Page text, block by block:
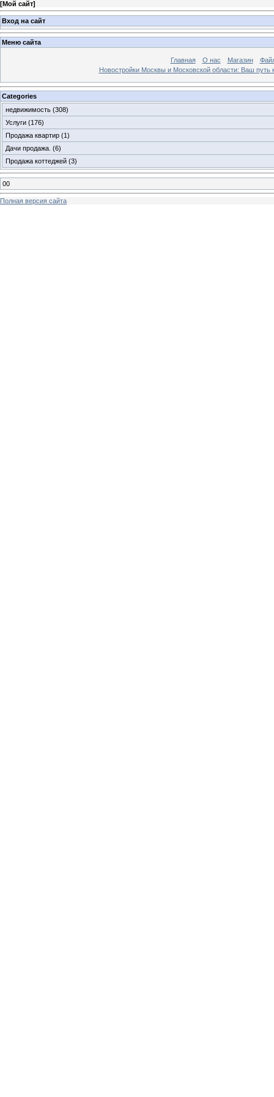
[Мой сайт]
Вход на сайт
Меню сайта
Главная О нас Магазин
Новостройки Москвы и Московской области: Ваш
Categories
недвижимость (308)
Услуги (176)
Продажа квартир (1)
Дачи продажа. (6)
Продажа коттеджей (3)
00
Полная версия сайта